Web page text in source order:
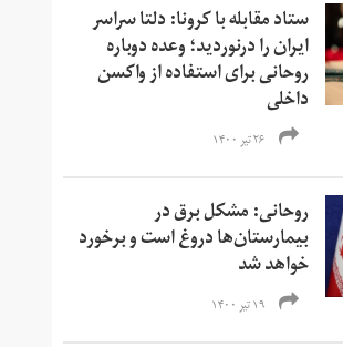
ستاد مقابله با کرونا: دلتا سراسر
ایران را درنوردید؛ وعده دوباره
روحانی برای استفاده از واکسن
داخلی
۲۶ تیر ۱۴۰۰
روحانی: مشکل برق در
بیمارستان‌ها دروغ است و برخورد
خواهد شد
۱۹ تیر ۱۴۰۰